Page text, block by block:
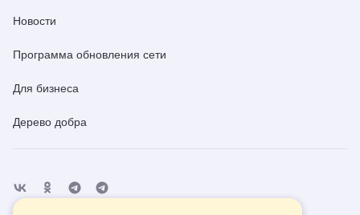
Новости
Программа обновления сети
Для бизнеса
Дерево добра